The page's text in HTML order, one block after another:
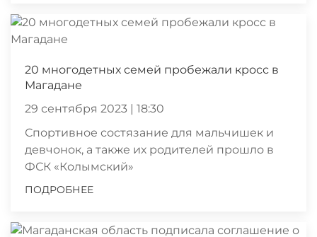
20 многодетных семей пробежали кросс в
Магадане
29 сентября 2023 | 18:30
Спортивное состязание для мальчишек и
девчонок, а также их родителей прошло в
ФСК «Колымский»
ПОДРОБНЕЕ